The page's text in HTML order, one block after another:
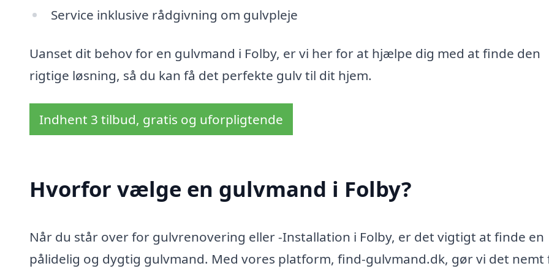
Service inklusive rådgivning om gulvpleje
Uanset dit behov for en gulvmand i Folby, er vi her for at hjælpe dig med at finde den
rigtige løsning, så du kan få det perfekte gulv til dit hjem.
Indhent 3 tilbud, gratis og uforpligtende
Hvorfor vælge en gulvmand i Folby?
Når du står over for gulvrenovering eller -Installation i Folby, er det vigtigt at finde en
pålidelig og dygtig gulvmand. Med vores platform, find-gulvmand.dk, gør vi det nemt